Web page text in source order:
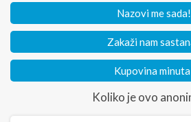
Nazovi me sada!
Zakaži nam
Kupovina
Koliko je ovo